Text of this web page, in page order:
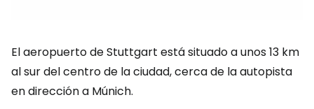
El aeropuerto de Stuttgart está situado a unos 13 km
al sur del centro de la ciudad, cerca de la autopista
en dirección a Múnich.